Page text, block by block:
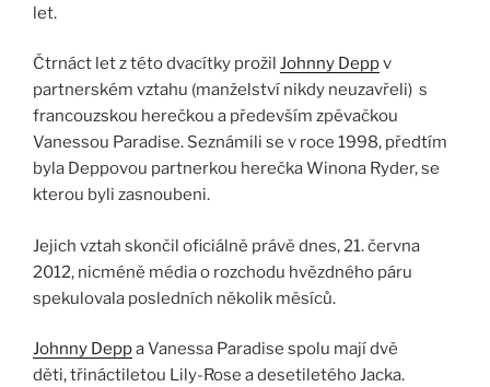
let.
Čtrnáct let z této dvacítky prožil Johnny Deppv
partnerském vztahu (manželství nikdy neuzavřeli) s
francouzskou herečkou a především zpěvačkou
Vanessou Paradise. Seznámili se v roce 1998, předtím
byla Deppovou partnerkou herečka Winona Ryder, se
kterou byli zasnoubeni.
Jejich vztah skončil oficiálně právě dnes, 21. června
2012, nicméně média o rozchodu hvězdného páru
spekulovala posledních několik měsíců.
Johnny Deppa Vanessa Paradise spolu mají dvě
děti, třináctiletou Lily-Rose a desetiletého Jacka.